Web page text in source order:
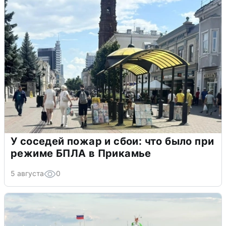
У соседей пожар и сбои: что было при
режиме БПЛА в Прикамье
5 августа 0